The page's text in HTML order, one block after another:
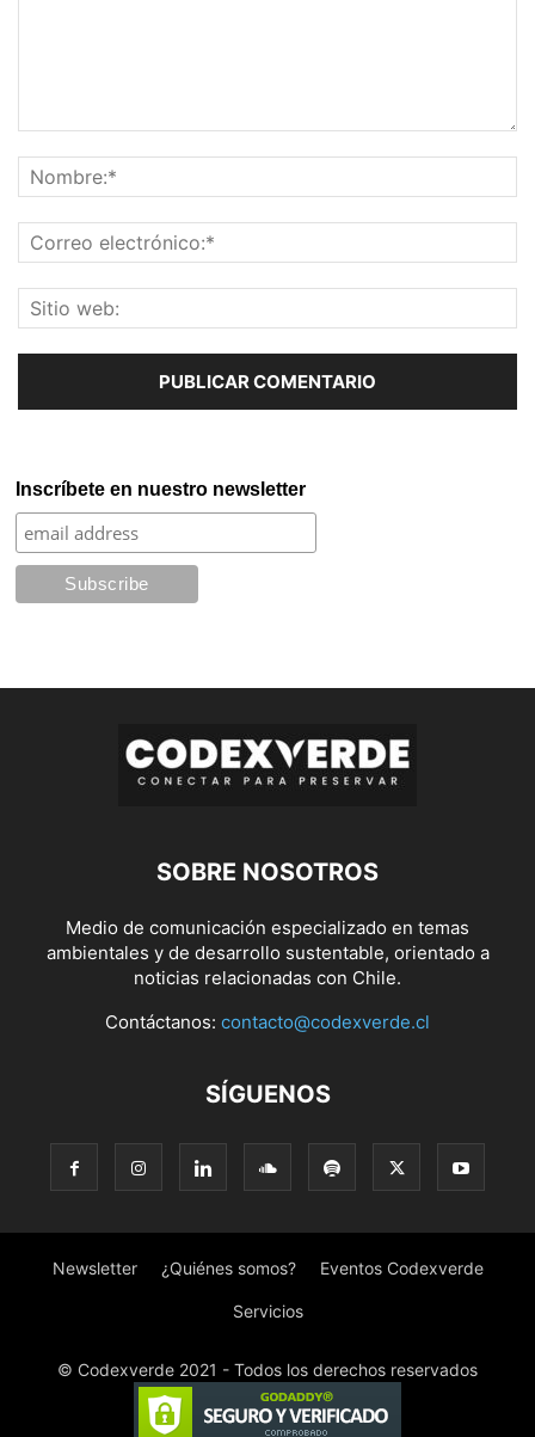
Inscríbete en nuestro newsletter
SOBRE NOSOTROS
Medio de comunicación especializado en temas
ambientales y de desarrollo sustentable, orientado a
noticias relacionadas con Chile.
Contáctanos: contacto@codexverde.cl
SÍGUENOS
Newsletter ¿Quiénes somos? Eventos Codexverde
Servicios
© Codexverde 2021 - Todos los derechos reservados